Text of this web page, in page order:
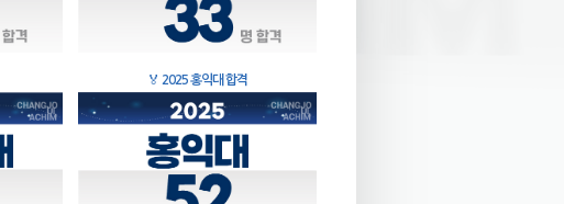
🏅 2025 홍익대 합격